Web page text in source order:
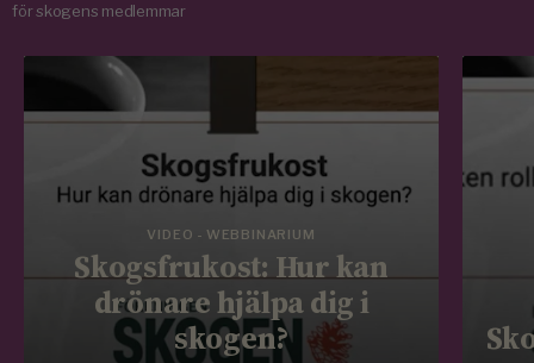
för skogens medlemmar
VIDEO - WEBBINARIUM
Skogsfrukost: Hur kan
drönare hjälpa dig i
skogen?